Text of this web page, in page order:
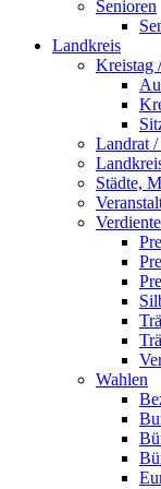
Senioren
Landkreis
Kreistag
Landrat
Städte,
Wahlen